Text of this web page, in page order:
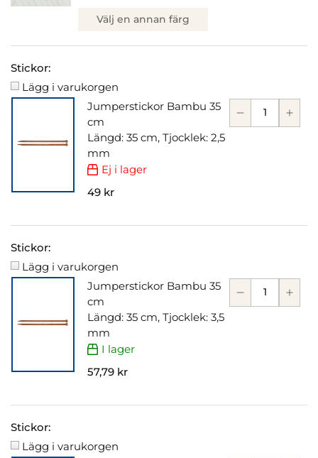
Välj en annan färg
Stickor:
Lägg i varukorgen
Jumperstickor Bambu 35
cm
Längd: 35 cm, Tjocklek: 2,5
mm
Ej i lager
49 kr
Stickor:
Lägg i varukorgen
Jumperstickor Bambu 35
cm
Längd: 35 cm, Tjocklek: 3,5
mm
I lager
57,79 kr
Stickor:
Lägg i varukorgen